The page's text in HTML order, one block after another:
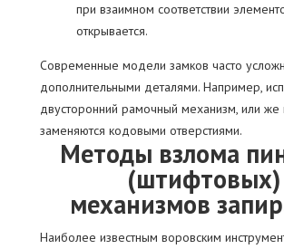
при взаимном соответствии
открывается.
Современные модели замков часто
дополнительными деталями. Например,
двусторонний рамочный механизм, или же
заменяются кодовыми отверстиями.
Методы взлома
(штифтовых)
механизмов
Наиболее известным воровским